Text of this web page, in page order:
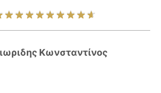
Κωνσταντίνος